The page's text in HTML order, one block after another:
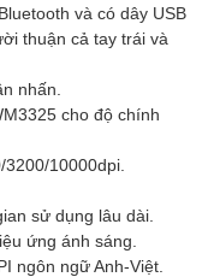
và có dây USB
thuận cả tay trái và
nhấn.
cho độ chính
10000dpi.
sử dụng lâu dài.
ứng ánh sáng.
ngôn ngữ Anh-Việt.